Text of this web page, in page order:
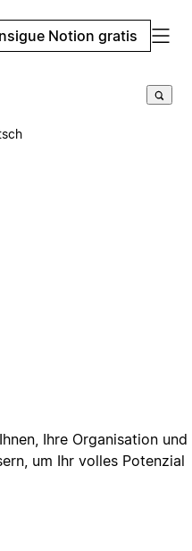
Notion gratis
Ihre Organisation und
um Ihr volles Potenzial